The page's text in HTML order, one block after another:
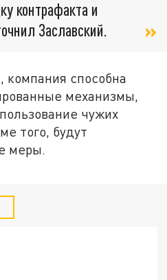
контрафакта и
Заславский.
компания способна
механизмы,
чужих
того, будут
меры.